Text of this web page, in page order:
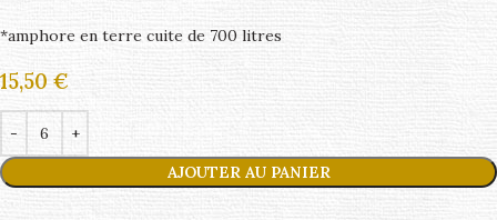
*amphore en terre cuite de 700 litres
15,50 €
AJOUTER AU PANIER